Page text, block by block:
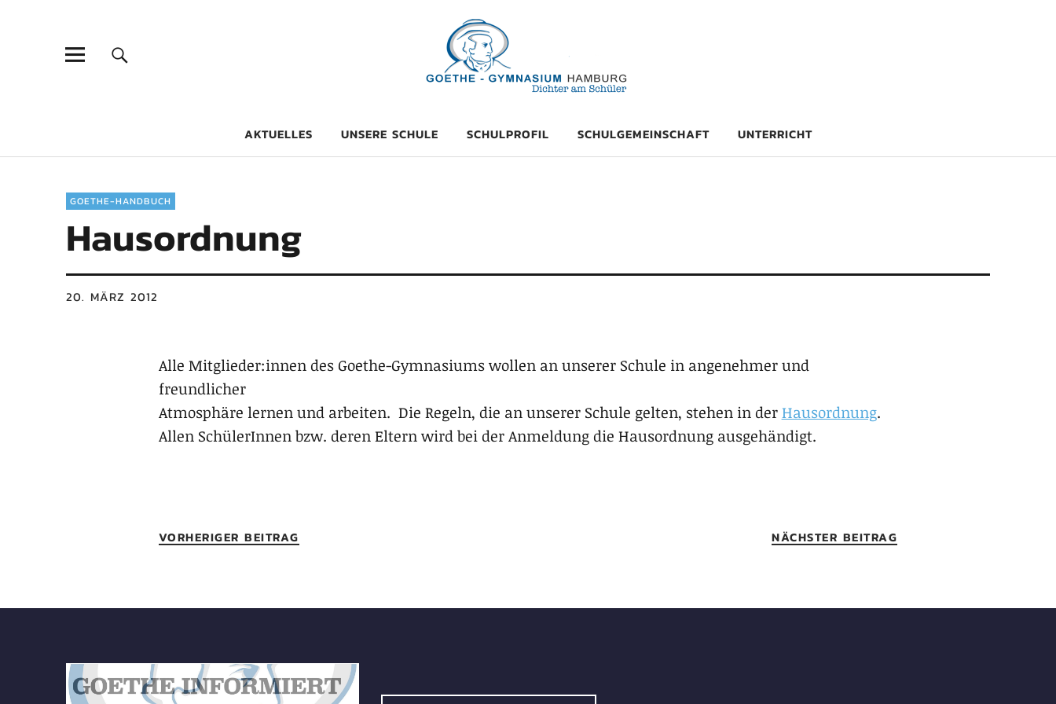
Goethe-Gymnasium Hamburg
AKTUELLES UNSERE SCHULE SCHULPROFIL SCHULGEMEINSCHAFT UNTERRICHT
GOETHE-HANDBUCH
Hausordnung
20. MÄRZ 2012
Alle Mitglieder:innen des Goethe-Gymnasiums wollen an unserer Schule in angenehmer und
freundlicher
Atmosphäre lernen und arbeiten. Die Regeln, die an unserer Schule gelten, stehen in derHausordnung.
Allen SchülerInnen bzw. deren Eltern wird bei der Anmeldung die Hausordnung ausgehändigt.
VORHERIGER BEITRAG NÄCHSTER BEITRAG